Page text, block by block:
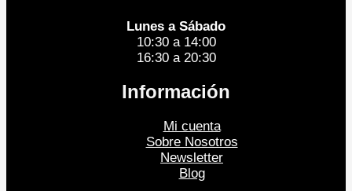
Lunes a Sábado
10:30 a 14:00
16:30 a 20:30
Información
Mi cuenta
Sobre Nosotros
Newsletter
Blog